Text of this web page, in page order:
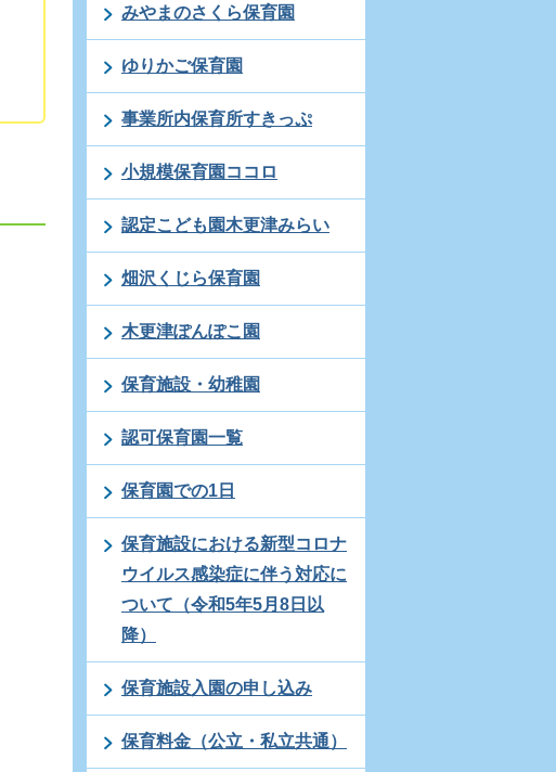
みやまのさくら保育園
ゆりかご保育園
事業所内保育所すきっぷ
小規模保育園ココロ
認定こども園木更津みらい
畑沢くじら保育園
木更津ぽんぽこ園
保育施設・幼稚園
認可保育園一覧
保育園での1日
保育施設における新型コロナ
ウイルス感染症に伴う対応に
ついて（令和5年5月8日以
降）
保育施設入園の申し込み
保育料金（公立・私立共通）